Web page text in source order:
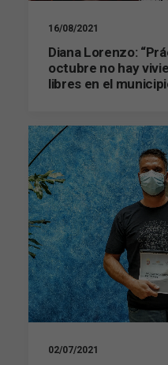
16/08/2021
Diana Lorenzo:
octubre no hay
libres en el
02/07/2021